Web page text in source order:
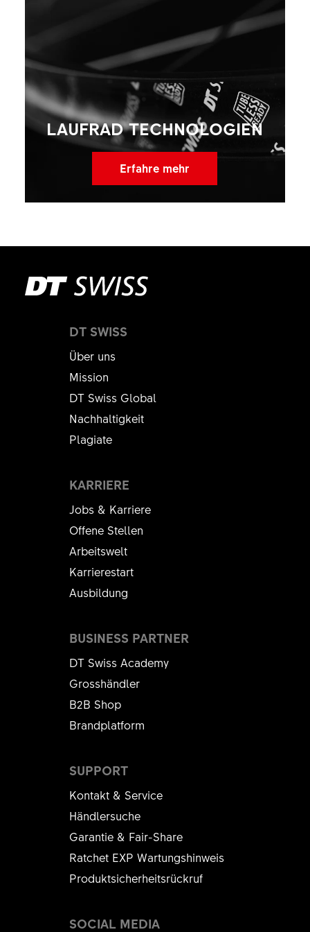
LAUFRAD TECHNOLOGIEN
Erfahre mehr
DT SWISS
Über uns
Mission
DT Swiss Global
Nachhaltigkeit
Plagiate
KARRIERE
Jobs & Karriere
Offene Stellen
Arbeitswelt
Karrierestart
Ausbildung
SUPPORT
Kontakt & Service
Händlersuche
Garantie & Fair-Share
Ratchet EXP Wartungshinweis
Produktsicherheitsrückruf
BUSINESS PARTNER
DT Swiss Academy
Grosshändler
B2B Shop
Brandplatform
SOCIAL MEDIA